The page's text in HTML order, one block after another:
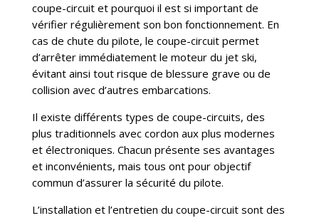
coupe-circuit et pourquoi il est si important de
vérifier régulièrement son bon fonctionnement. En
cas de chute du pilote, le coupe-circuit permet
d’arrêter immédiatement le moteur du jet ski,
évitant ainsi tout risque de blessure grave ou de
collision avec d’autres embarcations.
Il existe différents types de coupe-circuits, des
plus traditionnels avec cordon aux plus modernes
et électroniques. Chacun présente ses avantages
et inconvénients, mais tous ont pour objectif
commun d’assurer la sécurité du pilote.
L’installation et l’entretien du coupe-circuit sont des